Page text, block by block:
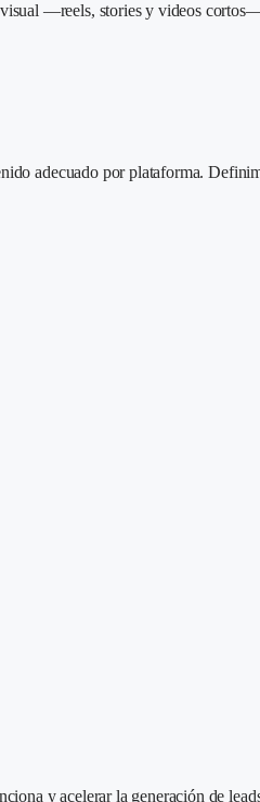
—reels, stories y videos
adecuado por plataforma.
y acelerar la generación de